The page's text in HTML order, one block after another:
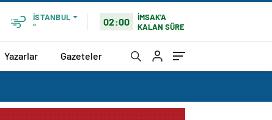
İSTANBUL
°
02:00
İMSAK'A
KALAN SÜRE
Yazarlar Gazeteler